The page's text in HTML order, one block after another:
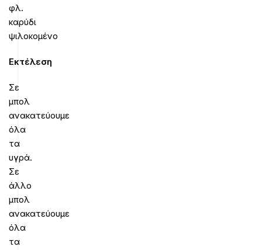
φλ.
καρύδι
ψιλοκομένο
Εκτέλεση
Σε
μπολ
ανακατεύουμε
όλα
τα
υγρά.
Σε
άλλο
μπολ
ανακατεύουμε
όλα
τα